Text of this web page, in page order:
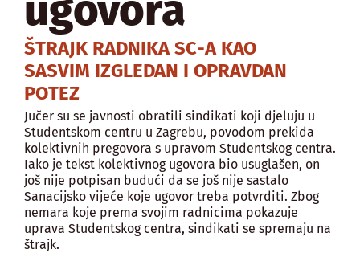
ŠTRAJK RADNIKA SC-A KAO
SASVIM IZGLEDAN I OPRAVDAN
POTEZ
Jučer su se javnosti obratili sindikati koji djeluju u
Studentskom centru u Zagrebu, povodom prekida
kolektivnih pregovora s upravom Studentskog centra.
Iako je tekst kolektivnog ugovora bio usuglašen, on
još nije potpisan budući da se još nije sastalo
Sanacijsko vijeće koje ugovor treba potvrditi. Zbog
nemara koje prema svojim radnicima pokazuje
uprava Studentskog centra, sindikati se spremaju na
štrajk.